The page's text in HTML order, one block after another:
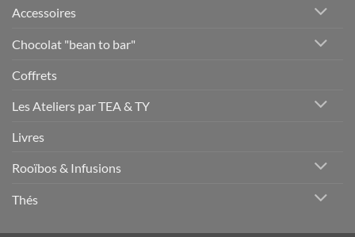
Accessoires
Chocolat "bean to bar"
Coffrets
Les Ateliers par TEA & TY
Livres
Rooïbos & Infusions
Thés